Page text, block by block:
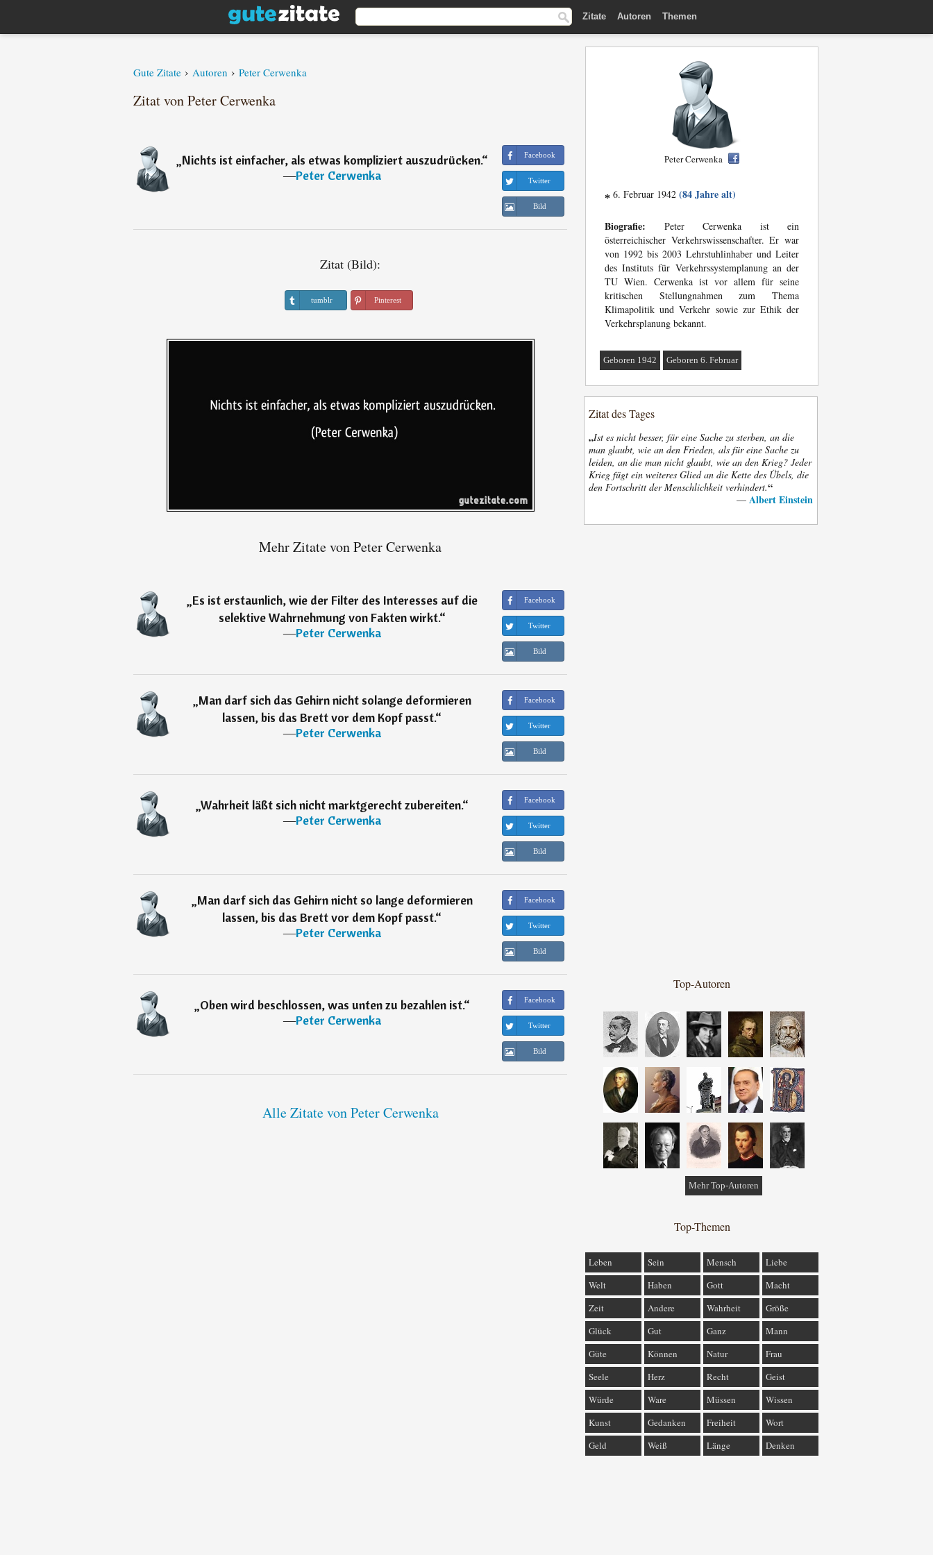
Zitate Autoren Themen
Gute Zitate › Autoren › Peter Cerwenka
Zitat von Peter Cerwenka
„Nichts ist einfacher, als etwas kompliziert auszudrücken.“
―Peter Cerwenka
Facebook
Twitter
Bild
Zitat (Bild):
tumblr Pinterest
Mehr Zitate von Peter Cerwenka
„Es ist erstaunlich, wie der Filter des Interesses auf die
selektive Wahrnehmung von Fakten wirkt.“
―Peter Cerwenka
Facebook
Twitter
Bild
„Man darf sich das Gehirn nicht solange deformieren
lassen, bis das Brett vor dem Kopf passt.“
―Peter Cerwenka
Facebook
Twitter
Bild
„Wahrheit läßt sich nicht marktgerecht zubereiten.“
―Peter Cerwenka
Facebook
Twitter
Bild
„Man darf sich das Gehirn nicht so lange deformieren
lassen, bis das Brett vor dem Kopf passt.“
―Peter Cerwenka
Facebook
Twitter
Bild
„Oben wird beschlossen, was unten zu bezahlen ist.“
―Peter Cerwenka
Facebook
Twitter
Bild
Alle Zitate von Peter Cerwenka
Peter Cerwenka
* 6. Februar 1942 (84 Jahre alt)
Biografie: Peter Cerwenka ist ein
österreichischer Verkehrswissenschafter. Er war
von 1992 bis 2003 Lehrstuhlinhaber und Leiter
des Instituts für Verkehrssystemplanung an der
TU Wien. Cerwenka ist vor allem für seine
kritischen Stellungnahmen zum Thema
Klimapolitik und Verkehr sowie zur Ethik der
Verkehrsplanung bekannt.
Geboren 1942 Geboren 6. Februar
Zitat des Tages
„Ist es nicht besser, für eine Sache zu sterben, an die
man glaubt, wie an den Frieden, als für eine Sache zu
leiden, an die man nicht glaubt, wie an den Krieg? Jeder
Krieg fügt ein weiteres Glied an die Kette des Übels, die
den Fortschritt der Menschlichkeit verhindert.“
— Albert Einstein
Top-Autoren
Mehr Top-Autoren
Top-Themen
Leben Sein Mensch
Liebe
Welt
Haben Gott
Macht
Zeit
Andere Wahrheit
Größe
Glück
Gut Ganz
Mann
Güte
Können Natur
Frau
Seele
Herz Recht
Geist
Würde
Ware Müssen
Wissen
Kunst
Gedanken Freiheit
Wort
Geld
Weiß Länge Denken